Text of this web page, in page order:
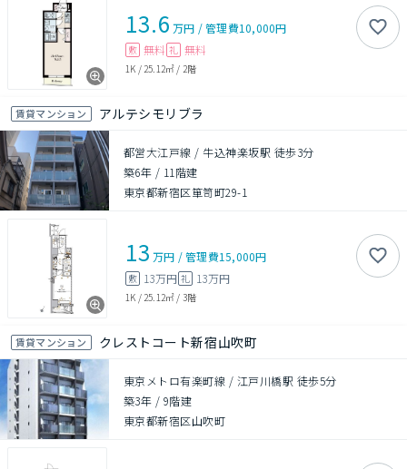
13.6 万円 /管理費10,000円
敷 無料 礼 無料
1K / 25.12㎡ / 2階
賃貸マンション アルテシモリブラ
都営大江戸線 / 牛込神楽坂駅 徒歩3分
築6年 / 11階建
東京都新宿区箪笥町29-1
13 万円 /管理費15,000円
敷 13万円 礼 13万円
1K / 25.12㎡ / 3階
賃貸マンション クレストコート新宿山吹町
東京メトロ有楽町線 / 江戸川橋駅 徒歩5分
築3年 / 9階建
東京都新宿区山吹町